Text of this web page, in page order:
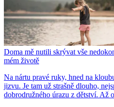
Doma mě nutili skrývat vše
mém životě
Na nártu pravé ruky, hned na
jizvu. Je tam už strašně dlouho,
dobrodružného úrazu z dětství.